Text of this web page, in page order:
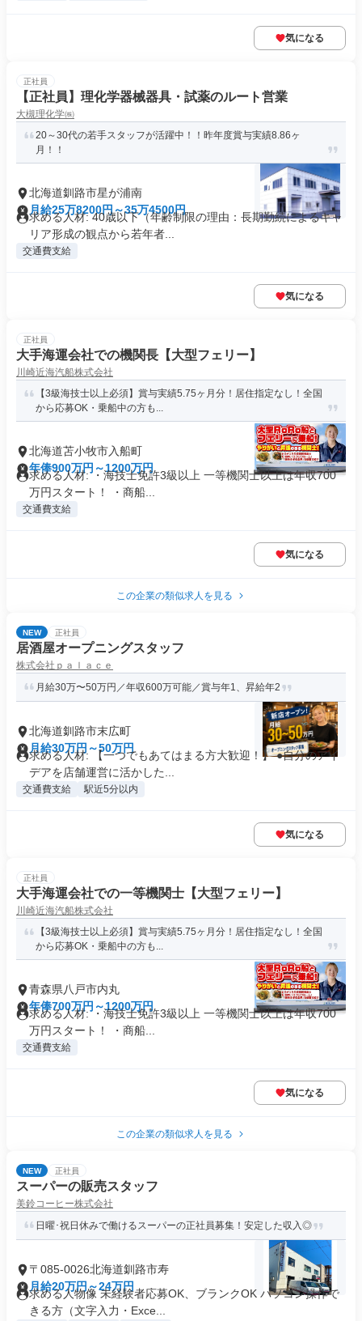
気になる
正社員
【正社員】理化学器械器具・試薬のルート営業
大槻理化学㈱
20～30代の若手スタッフが活躍中！！昨年度賞与実績8.86ヶ
月！！
北海道釧路市星が浦南
月給25万8200円～35万4500円
求める人材: 40歳以下（年齢制限の理由：長期勤続によるキャ
リア形成の観点から若年者...
交通費支給
気になる
正社員
大手海運会社での機関長【大型フェリー】
川崎近海汽船株式会社
【3級海技士以上必須】賞与実績5.75ヶ月分！居住指定なし！全国
から応募OK・乗船中の方も...
北海道苫小牧市入船町
年俸900万円～1200万円
求める人材: ・海技士免許3級以上 一等機関士以上は年収700
万円スタート！ ・商船...
交通費支給
気になる
この企業の類似求人を見る
NEW 正社員
居酒屋オープニングスタッフ
株式会社ｐａｌａｃｅ
月給30万〜50万円／年収600万可能／賞与年1、昇給年2
北海道釧路市末広町
月給30万円～50万円
求める人材: 【一つでもあてはまる方大歓迎！】 ●自分のアイ
デアを店舗運営に活かした...
交通費支給 駅近5分以内
気になる
正社員
大手海運会社での一等機関士【大型フェリー】
川崎近海汽船株式会社
【3級海技士以上必須】賞与実績5.75ヶ月分！居住指定なし！全国
から応募OK・乗船中の方も...
青森県八戸市内丸
年俸700万円～1200万円
求める人材: ・海技士免許3級以上 一等機関士以上は年収700
万円スタート！ ・商船...
交通費支給
気になる
この企業の類似求人を見る
NEW 正社員
スーパーの販売スタッフ
美鈴コーヒー株式会社
日曜･祝日休みで働けるスーパーの正社員募集！安定した収入◎
〒085-0026北海道釧路市寿
月給20万円～24万円
求める人物像 未経験者応募OK、ブランクOK パソコン操作で
きる方（文字入力・Exce...